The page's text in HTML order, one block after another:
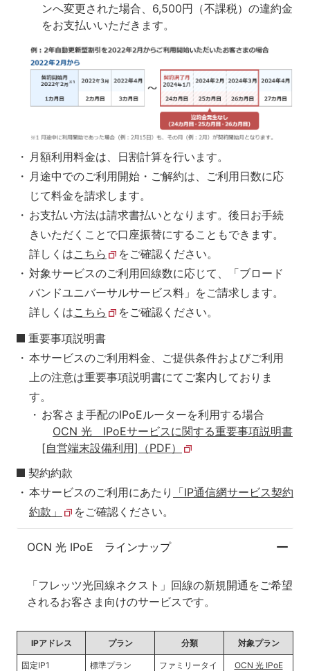
ンへ変更された場合、6,500円（不課税）の違約金
をお支払いいただきます。
月額利用料金は、日割計算を行います。
月途中でのご利用開始・ご解約は、ご利用日数に応
じて料金を請求します。
お支払い方法は請求書払いとなります。後日お手続
きいただくことで口座振替にすることもできます。
詳しくはこちら
をご確認ください。
対象サービスのご利用回線数に応じて、「ブロード
バンドユニバーサルサービス料」をご請求します。
詳しくはこちら
をご確認ください。
重要事項説明書
本サービスのご利用料金、ご提供条件およびご利用
上の注意は重要事項説明書にてご案内しておりま
す。
お客さま手配のIPoEルーターを利用する場合
OCN 光 IPoEサービスに関する重要事項説明書
[自営端末設備利用]（PDF）
契約約款
本サービスのご利用にあたり
「IP通信網サービス契約
約款」
をご確認ください。
OCN 光 IPoE ラインナップ
「フレッツ光回線ネクスト」回線の新規開通をご希望
されるお客さま向けのサービスです。
IPアドレス プラン 分類 対象プラン
固定IP1 標準プラン
ファミリータイ
OCN 光 IPoE